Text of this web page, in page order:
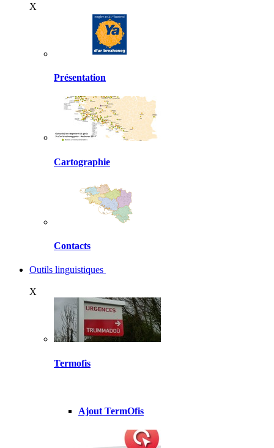
X
Présentation
Cartographie
Contacts
Outils linguistiques
X
Termofis
Ajout TermOfis